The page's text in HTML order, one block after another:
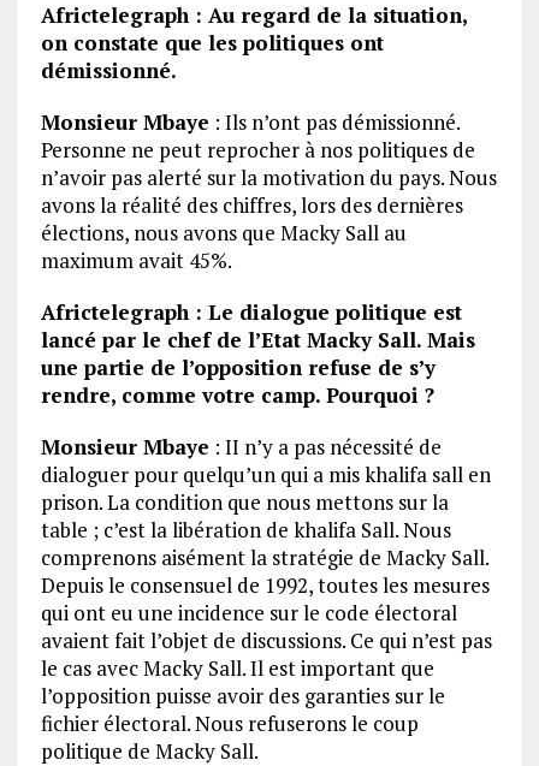
Africtelegraph : Au regard de la situation,
on constate que les politiques ont
démissionné.
Monsieur Mbaye : Ils n’ont pas démissionné.
Personne ne peut reprocher à nos politiques de
n’avoir pas alerté sur la motivation du pays. Nous
avons la réalité des chiffres, lors des dernières
élections, nous avons que Macky Sall au
maximum avait 45%.
Africtelegraph : Le dialogue politique est
lancé par le chef de l’Etat Macky Sall. Mais
une partie de l’opposition refuse de s’y
rendre, comme votre camp. Pourquoi ?
Monsieur Mbaye : II n’y a pas nécessité de
dialoguer pour quelqu’un qui a mis khalifa sall en
prison. La condition que nous mettons sur la
table ; c’est la libération de khalifa Sall. Nous
comprenons aisément la stratégie de Macky Sall.
Depuis le consensuel de 1992, toutes les mesures
qui ont eu une incidence sur le code électoral
avaient fait l’objet de discussions. Ce qui n’est pas
le cas avec Macky Sall. Il est important que
l’opposition puisse avoir des garanties sur le
fichier électoral. Nous refuserons le coup
politique de Macky Sall.